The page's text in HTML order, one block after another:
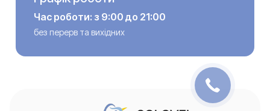
Час роботи: з 9:00 до 21:00
без перерв та вихідних